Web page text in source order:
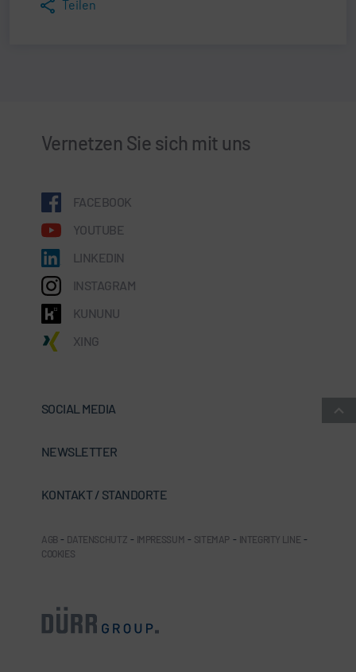
Teilen
Vernetzen Sie sich mit uns
FACEBOOK
YOUTUBE
LINKEDIN
INSTAGRAM
KUNUNU
XING
SOCIAL MEDIA
NEWSLETTER
KONTAKT / STANDORTE
AGB - DATENSCHUTZ - IMPRESSUM - SITEMAP - INTEGRITY LINE -
COOKIES